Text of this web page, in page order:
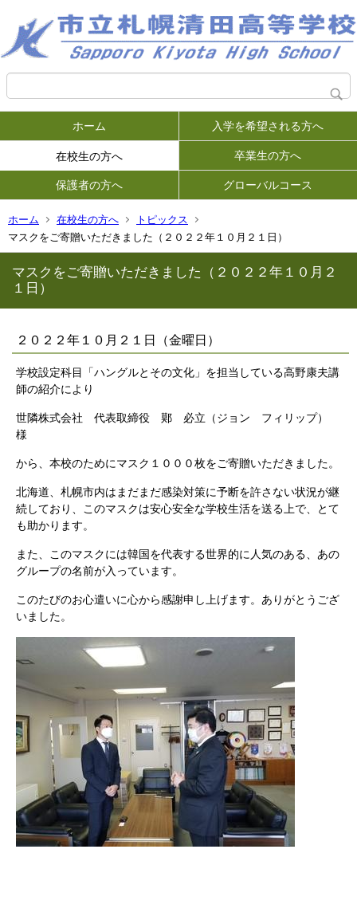
ホーム 入学を希望される方へ
在校生の方へ 卒業生の方へ
保護者の方へ グローバルコース
ホーム 在校生の方へ
トピックス
マスクをご寄贈いただきました（２０２２年１０月２１日）
マスクをご寄贈いただきました（２０２２年１０月２
１日）
２０２２年１０月２１日（金曜日）
学校設定科目「ハングルとその文化」を担当している高野康夫講
師の紹介により
世隣株式会社 代表取締役 鄚 必立（ジョン フィリップ）
様
から、本校のためにマスク１０００枚をご寄贈いただきました。
北海道、札幌市内はまだまだ感染対策に予断を許さない状況が継
続しており、このマスクは安心安全な学校生活を送る上で、とて
も助かります。
また、このマスクには韓国を代表する世界的に人気のある、あの
グループの名前が入っています。
このたびのお心遣いに心から感謝申し上げます。ありがとうござ
いました。